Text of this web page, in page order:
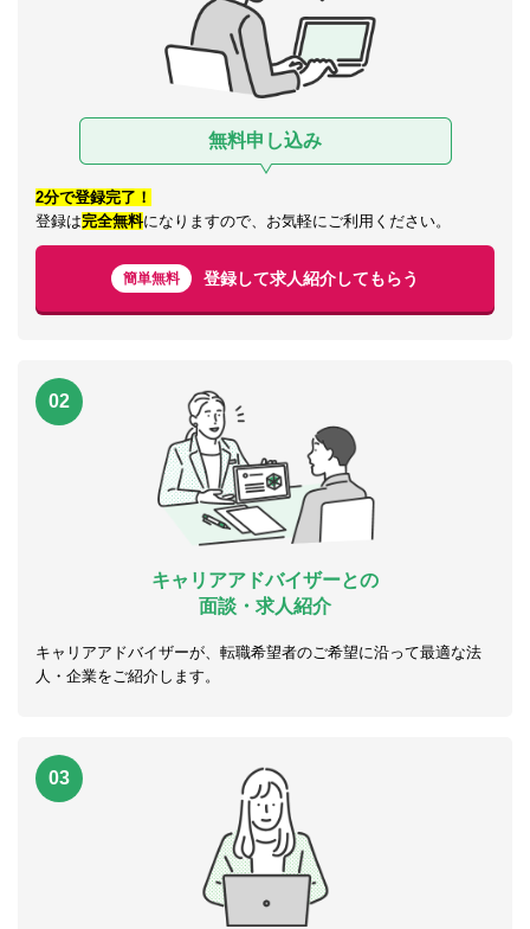
無料申し込み
2分で登録完了！
登録は完全無料になりますので、お気軽にご利用ください。
簡単無料 登録して求人紹介してもらう
02
キャリアアドバイザーとの
面談・求人紹介
キャリアアドバイザーが、転職希望者のご希望に沿って最適な法
人・企業をご紹介します。
03